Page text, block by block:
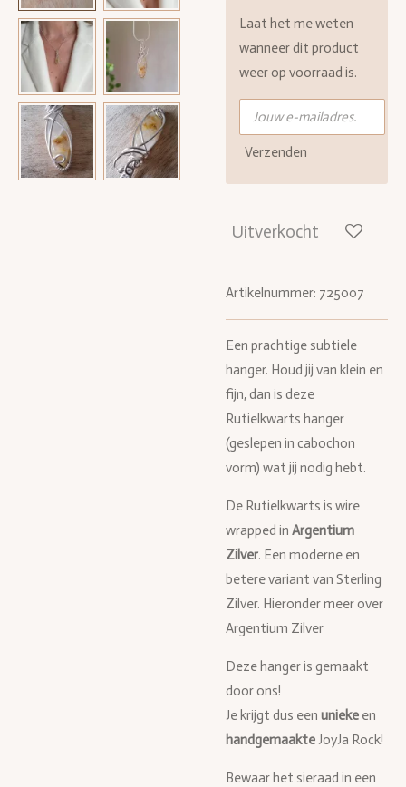
Laat het me weten
wanneer dit product
weer op voorraad is.
Verzenden
Uitverkocht
Artikelnummer: 725007
Een prachtige subtiele
hanger. Houd jij van klein en
fijn, dan is deze
Rutielkwarts hanger
(geslepen in cabochon
vorm) wat jij nodig hebt.
De Rutielkwarts is wire
wrapped in Argentium
Zilver. Een moderne en
betere variant van Sterling
Zilver. Hieronder meer over
Argentium Zilver
Deze hanger is gemaakt
door ons!
Je krijgt dus een unieke en
handgemaakte JoyJa Rock!
Bewaar het sieraad in een